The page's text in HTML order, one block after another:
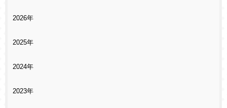
2026年
2025年
2024年
2023年